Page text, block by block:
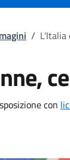
/ L'Italia
con